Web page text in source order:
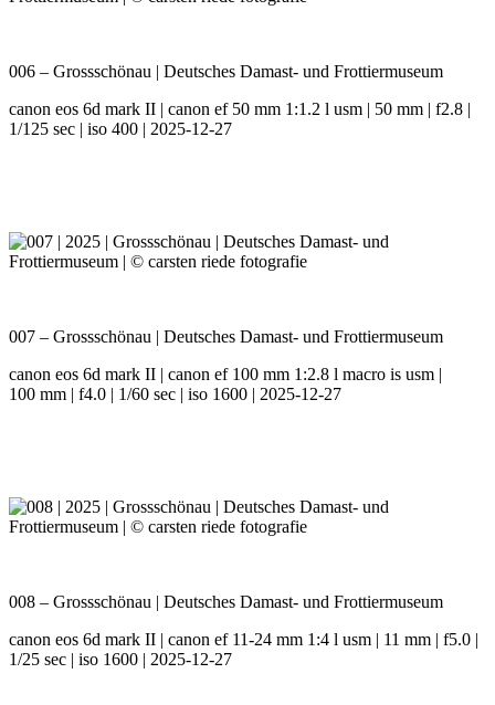
006 – Grossschönau | Deutsches Damast- und Frottiermuseum
canon eos 6d mark II | canon ef 50 mm 1:1.2 l usm | 50 mm | f2.8 |
1/125 sec | iso 400 | 2025-12-27
007 – Grossschönau | Deutsches Damast- und Frottiermuseum
canon eos 6d mark II | canon ef 100 mm 1:2.8 l macro is usm |
100 mm | f4.0 | 1/60 sec | iso 1600 | 2025-12-27
008 – Grossschönau | Deutsches Damast- und Frottiermuseum
canon eos 6d mark II | canon ef 11-24 mm 1:4 l usm | 11 mm | f5.0 |
1/25 sec | iso 1600 | 2025-12-27